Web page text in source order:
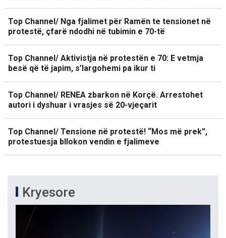
Top Channel/ Nga fjalimet për Ramën te tensionet në
protestë, çfarë ndodhi në tubimin e 70-të
Top Channel/ Aktivistja në protestën e 70: E vetmja
besë që të japim, s’largohemi pa ikur ti
Top Channel/ RENEA zbarkon në Korçë. Arrestohet
autori i dyshuar i vrasjes së 20-vjeçarit
Top Channel/ Tensione në protestë! “Mos më prek”,
protestuesja bllokon vendin e fjalimeve
Kryesore